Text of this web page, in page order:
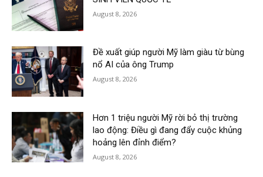
August 8, 2026
Đề xuất giúp người Mỹ làm giàu từ bùng
nổ AI của ông Trump
August 8, 2026
Hơn 1 triệu người Mỹ rời bỏ thị trường
lao động: Điều gì đang đẩy cuộc khủng
hoảng lên đỉnh điểm?
August 8, 2026